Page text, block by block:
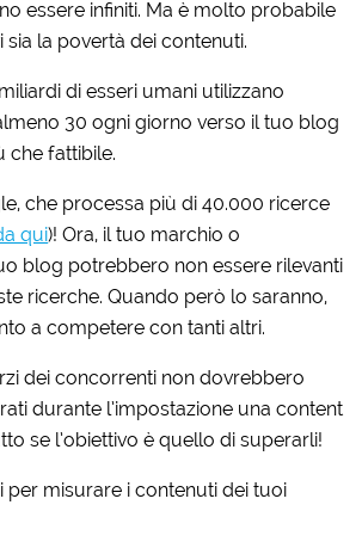
essere infiniti. Ma è molto probabile
la povertà dei contenuti.
di esseri umani utilizzano
30 ogni giorno verso il tuo blog
che fattibile.
che processa più di 40.000 ricerce
qui)! Ora, il tuo marchio o
blog potrebbero non essere rilevanti
ricerche. Quando però lo saranno,
a competere con tanti altri.
dei concorrenti non dovrebbero
durante l’impostazione una content
se l’obiettivo è quello di superarli!
per misurare i contenuti dei tuoi